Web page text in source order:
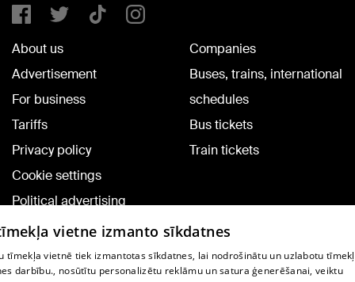
About us
Advertisement
For business
Tariffs
Privacy policy
Cookie settings
Political advertising
Cookie policy
Commenting terms
Companies
Buses, trains, international
schedules
Bus tickets
Train tickets
vietne izmanto sīkdatnes
tīmekļa vietnē tiek izmantotas sīkdatnes, lai nodrošinātu un uzlabotu
darbību., nosūtītu personalizētu reklāmu un satura ģenerēšanai, veiktu